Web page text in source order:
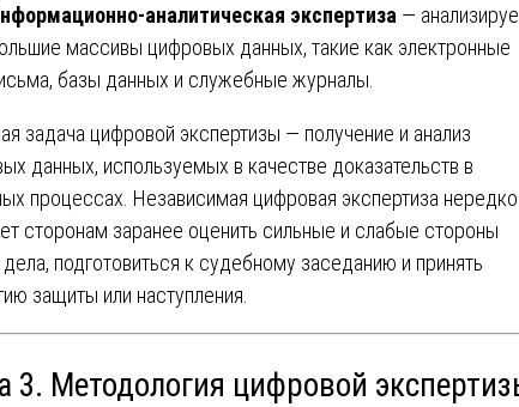
аналитическая экспертиза —
массивы цифровых данных, такие как электронные
базы данных и служебные журналы.
задача цифровой экспертизы — получение и анализ
данных, используемых в качестве доказательств в
процессах. Независимая цифровая экспертиза нередко
сторонам заранее оценить сильные и слабые стороны
подготовиться к судебному заседанию и принять
защиты или наступления.
3. Методология цифровой